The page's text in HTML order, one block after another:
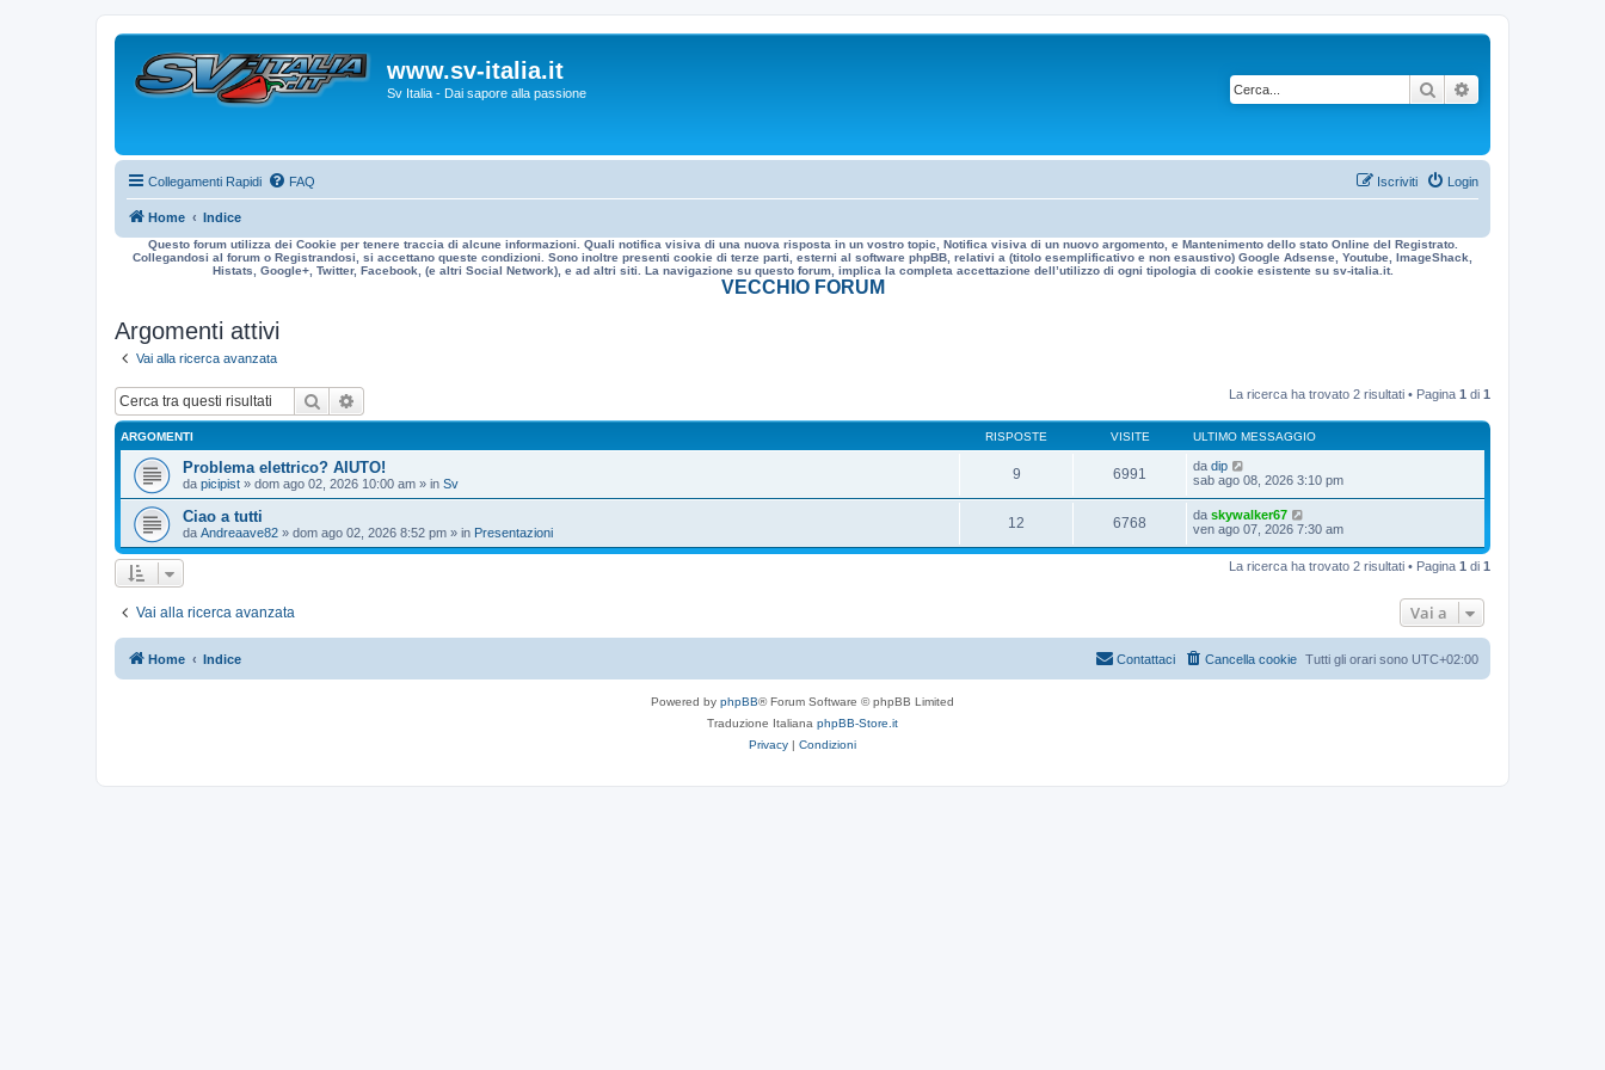
www.sv-italia.it
Sv Italia - Dai sapore alla passione Cerca
Collegamenti Rapidi FAQ Login
Iscriviti
Home Indice
Questo forum utilizza dei Cookie per tenere traccia di alcune informazioni. Quali notifica visiva di una nuova risposta in un vostro topic, Notifica visiva di un nuovo argomento, e Mantenimento dello stato Online del Registrato.
Collegandosi al forum o Registrandosi, si accettano queste condizioni. Sono inoltre presenti cookie di terze parti, esterni al software phpBB, relativi a (titolo esemplificativo e non esaustivo) Google Adsense, Youtube, ImageShack,
Histats, Google+, Twitter, Facebook, (e altri Social Network), e ad altri siti. La navigazione su questo forum, implica la completa accettazione dell’utilizzo di ogni tipologia di cookie esistente su sv-italia.it.
VECCHIO FORUM
Argomenti attivi
Vai alla ricerca avanzata
Cerca La ricerca ha trovato 2 risultati • Pagina 1 di 1
ARGOMENTI RISPOSTE VISITE ULTIMO MESSAGGIO
Problema elettrico? AIUTO!
da picipist » dom ago 02, 2026 10:00 am » in Sv
9 6991 da dip
sab ago 08, 2026 3:10 pm
Ciao a tutti
da Andreaave82 » dom ago 02, 2026 8:52 pm » in Presentazioni
12 6768 da skywalker67
ven ago 07, 2026 7:30 am
La ricerca ha trovato 2 risultati • Pagina 1 di 1
Vai alla ricerca avanzata Vai a
Home Indice Tutti gli orari sono UTC+02:00
Cancella cookie
Contattaci
Powered by phpBB® Forum Software © phpBB Limited
Traduzione Italiana phpBB-Store.it
Privacy | Condizioni